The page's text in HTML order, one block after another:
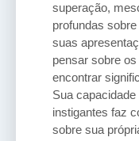
superação,
profundas
suas
pensar sobre
encontrar
Sua
instigantes faz
sobre sua